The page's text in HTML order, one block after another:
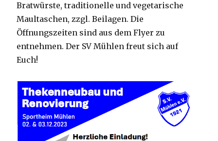
Bratwürste, traditionelle und vegetarische
Maultaschen, zzgl. Beilagen. Die
Öffnungszeiten sind aus dem Flyer zu
entnehmen. Der SV Mühlen freut sich auf
Euch!